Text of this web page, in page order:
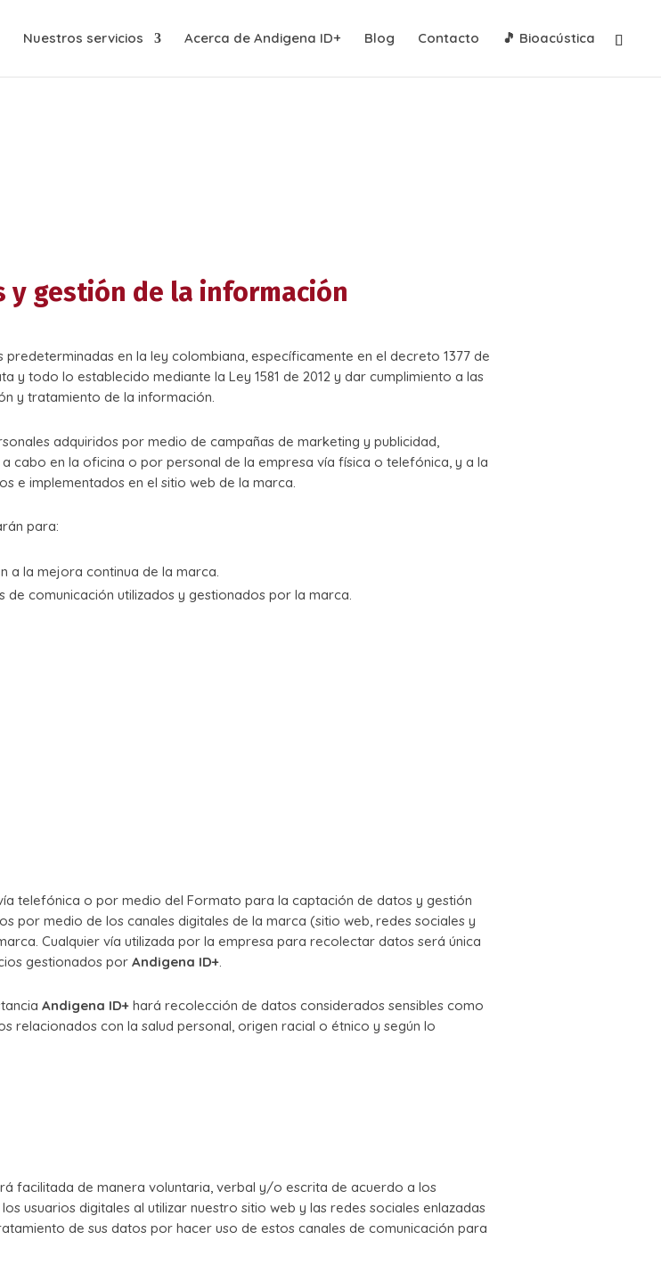
Nuestros servicios Acerca de Andigena ID+ Blog Contacto 🎵 Bioacústica
y gestión de la información
en la ley colombiana, específicamente en el decreto 1377 de
y todo lo establecido mediante la Ley 1581 de 2012 y dar cumplimiento a las
y tratamiento de la información.
adquiridos por medio de campañas de marketing y publicidad,
cabo en la oficina o por personal de la empresa vía física o telefónica, y a la
e implementados en el sitio web de la marca.
para:
a la mejora continua de la marca.
comunicación utilizados y gestionados por la marca.
telefónica o por medio del Formato para la captación de datos y gestión
por medio de los canales digitales de la marca (sitio web, redes sociales y
Cualquier vía utilizada por la empresa para recolectar datos será única
gestionados por Andigena ID+
Andigena ID+ hará recolección de datos considerados sensibles como
relacionados con la salud personal, origen racial o étnico y según lo
facilitada de manera voluntaria, verbal y/o escrita de acuerdo a los
usuarios digitales al utilizar nuestro sitio web y las redes sociales enlazadas
de sus datos por hacer uso de estos canales de comunicación para